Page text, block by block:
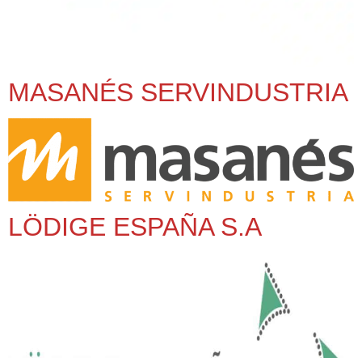
MASANÉS SERVINDUSTRIA
LÖDIGE ESPAÑA S.A